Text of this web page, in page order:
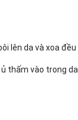
lên da và xoa đều
thấm vào trong da